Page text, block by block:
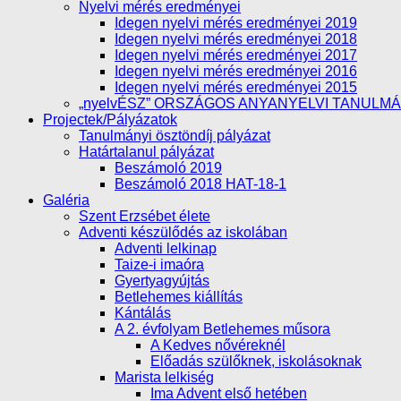
Nyelvi mérés eredményei
Idegen nyelvi mérés eredményei 2019
Idegen nyelvi mérés eredményei 2018
Idegen nyelvi mérés eredményei 2017
Idegen nyelvi mérés eredményei 2016
Idegen nyelvi mérés eredményei 2015
„nyelvÉSZ” ORSZÁGOS ANYANYELVI
Projectek/Pályázatok
Tanulmányi ösztöndíj pályázat
Határtalanul pályázat
Beszámoló 2019
Beszámoló 2018 HAT-18-1
Galéria
Szent Erzsébet élete
Adventi készülődés az iskolában
Adventi lelkinap
Taize-i imaóra
Gyertyagyújtás
Betlehemes kiállítás
Kántálás
A 2. évfolyam Betlehemes műsora
A Kedves nővéreknél
Előadás szülőknek, iskolásoknak
Marista lelkiség
Ima Advent első hetében